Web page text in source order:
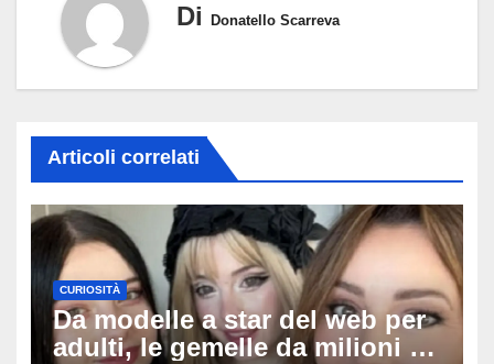
Di Donatello Scarreva
Articoli correlati
CURIOSITÀ
Da modelle a star del web per
adulti, le gemelle da milioni di